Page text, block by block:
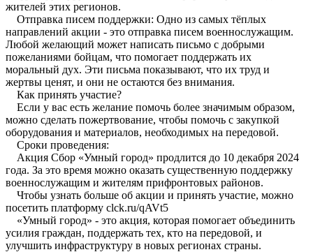
жителей этих регионов.
Отправка писем поддержки: Одно из самых тёплых
направлений акции - это отправка писем военнослужащим.
Любой желающий может написать письмо с добрыми
пожеланиями бойцам, что помогает поддержать их
моральный дух. Эти письма показывают, что их труд и
жертвы ценят, и они не остаются без внимания.
Как принять участие?
Если у вас есть желание помочь более значимым образом,
можно сделать пожертвование, чтобы помочь с закупкой
оборудования и материалов, необходимых на передовой.
Сроки проведения:
Акция Сбор «Умный город» продлится до 10 декабря 2024
года. За это время можно оказать существенную поддержку
военнослужащим и жителям прифронтовых районов.
Чтобы узнать больше об акции и принять участие, можно
посетить платформу clck.ru/qAVt5
«Умный город» - это акция, которая помогает объединить
усилия граждан, поддержать тех, кто на передовой, и
улучшить инфраструктуру в новых регионах страны.